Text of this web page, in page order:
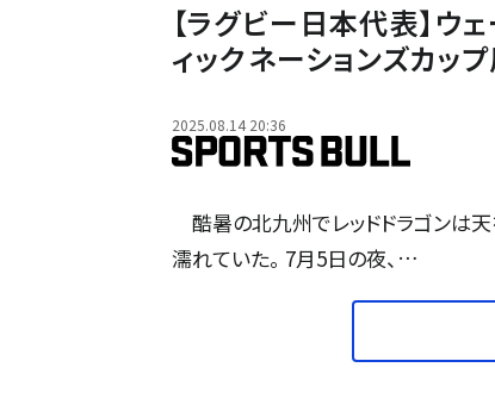
【ラグビー日本代表】
ィックネーションズカッ
2025.08.14 20:36
酷暑の北九州でレッドドラゴンは天
濡れていた。 7月5日の夜、…